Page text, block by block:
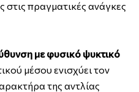
πραγματικές ανάγκες
με φυσικό ψυκτικό
μέσου ενισχύει τον
της αντλίας